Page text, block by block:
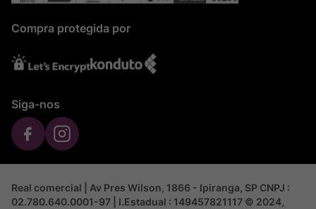
Compra protegida por
Siga-nos
Real comercial | Av Pres Wilson, 1866 - Ipiranga, SP CNPJ :
02.780.640.0001-97 | I.Estadual : 149457821117 © 2024,